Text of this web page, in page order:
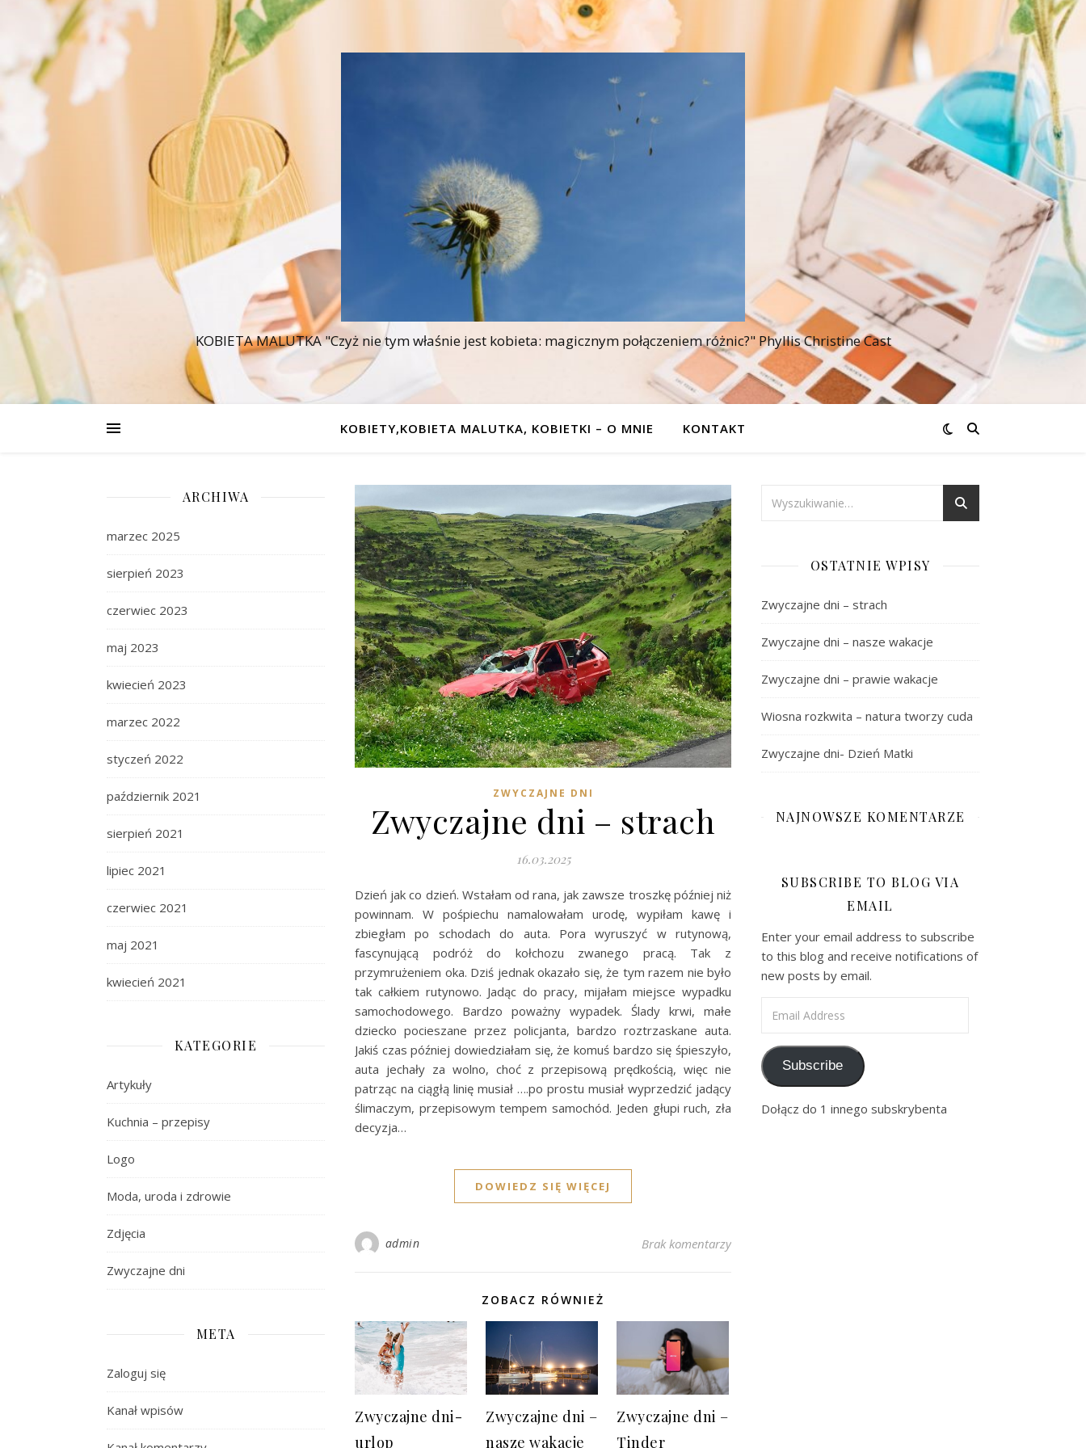
KOBIETA MALUTKA "Czyż nie tym właśnie jest kobieta: magicznym połączeniem różnic?" Phyllis Christine Cast
KOBIETY,KOBIETA MALUTKA, KOBIETKI – O MNIE KONTAKT
ARCHIWA
marzec 2025
sierpień 2023
czerwiec 2023
maj 2023
kwiecień 2023
marzec 2022
styczeń 2022
październik 2021
sierpień 2021
lipiec 2021
czerwiec 2021
maj 2021
kwiecień 2021
KATEGORIE
Artykuły
Kuchnia – przepisy
Logo
Moda, uroda i zdrowie
Zdjęcia
Zwyczajne dni
META
Zaloguj się
Kanał wpisów
ZWYCZAJNE DNI
Zwyczajne dni – strach
16.03.2025
Dzień jak co dzień. Wstałam od rana, jak zawsze troszkę później niż
powinnam. W pośpiechu namalowałam urodę, wypiłam kawę i
zbiegłam po schodach do auta. Pora wyruszyć w rutynową,
fascynującą podróż do kołchozu zwanego pracą. Tak z
przymrużeniem oka. Dziś jednak okazało się, że tym razem nie było
tak całkiem rutynowo. Jadąc do pracy, mijałam miejsce wypadku
samochodowego. Bardzo poważny wypadek. Ślady krwi, małe
dziecko pocieszane przez policjanta, bardzo roztrzaskane auta.
Jakiś czas później dowiedziałam się, że komuś bardzo się śpieszyło,
auta jechały za wolno, choć z przepisową prędkością, więc nie
patrząc na ciągłą linię musiał ….po prostu musiał wyprzedzić jadący
ślimaczym, przepisowym tempem samochód. Jeden głupi ruch, zła
decyzja…
DOWIEDZ SIĘ WIĘCEJ
admin Brak komentarzy
ZOBACZ RÓWNIEŻ
Zwyczajne dni-
urlop
Zwyczajne dni –
nasze wakacje
Zwyczajne dni –
Tinder
OSTATNIE WPISY
Zwyczajne dni – strach
Zwyczajne dni – nasze wakacje
Zwyczajne dni – prawie wakacje
Wiosna rozkwita – natura tworzy cuda
Zwyczajne dni- Dzień Matki
NAJNOWSZE KOMENTARZE
SUBSCRIBE TO BLOG VIA
EMAIL
Enter your email address to subscribe
to this blog and receive notifications of
new posts by email.
Subscribe
Dołącz do 1 innego subskrybenta